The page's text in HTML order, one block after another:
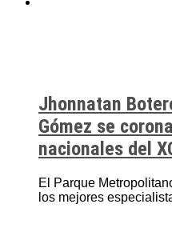
Jhonnatan
Gómez se
nacionales del
El Parque
los mejores